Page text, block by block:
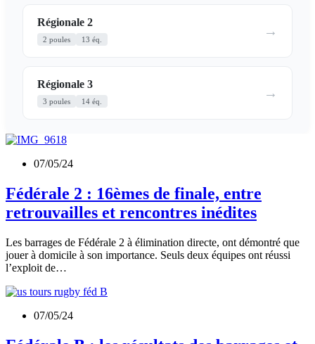
Régionale 2
2 poules 13 éq.
→
Régionale 3
3 poules 14 éq.
→
07/05/24
Fédérale 2 : 16èmes de finale, entre
retrouvailles et rencontres inédites
Les barrages de Fédérale 2 à élimination directe, ont démontré que
jouer à domicile à son importance. Seuls deux équipes ont réussi
l’exploit de…
07/05/24